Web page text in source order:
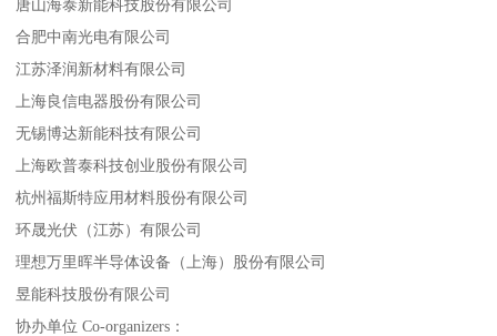
唐山海泰新能科技股份有限公司
合肥中南光电有限公司
江苏泽润新材料有限公司
上海良信电器股份有限公司
无锡博达新能科技有限公司
上海欧普泰科技创业股份有限公司
杭州福斯特应用材料股份有限公司
环晟光伏（江苏）有限公司
理想万里晖半导体设备（上海）股份有限公司
昱能科技股份有限公司
协办单位 Co-organizers：